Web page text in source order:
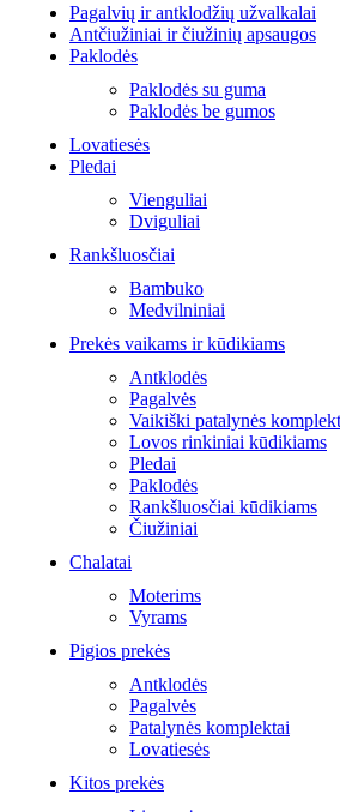
Pagalvių ir antklodžių užvalkalai
Antčiužiniai ir čiužinių apsaugos
Paklodės
Paklodės su guma
Paklodės be gumos
Lovatiesės
Pledai
Vienguliai
Dviguliai
Rankšluosčiai
Bambuko
Medvilniniai
Prekės vaikams ir kūdikiams
Antklodės
Pagalvės
Vaikiški patalynės
Lovos rinkiniai kūdikiams
Pledai
Paklodės
Rankšluosčiai kūdikiams
Čiužiniai
Chalatai
Moterims
Vyrams
Pigios prekės
Antklodės
Pagalvės
Patalynės komplektai
Lovatiesės
Kitos prekės